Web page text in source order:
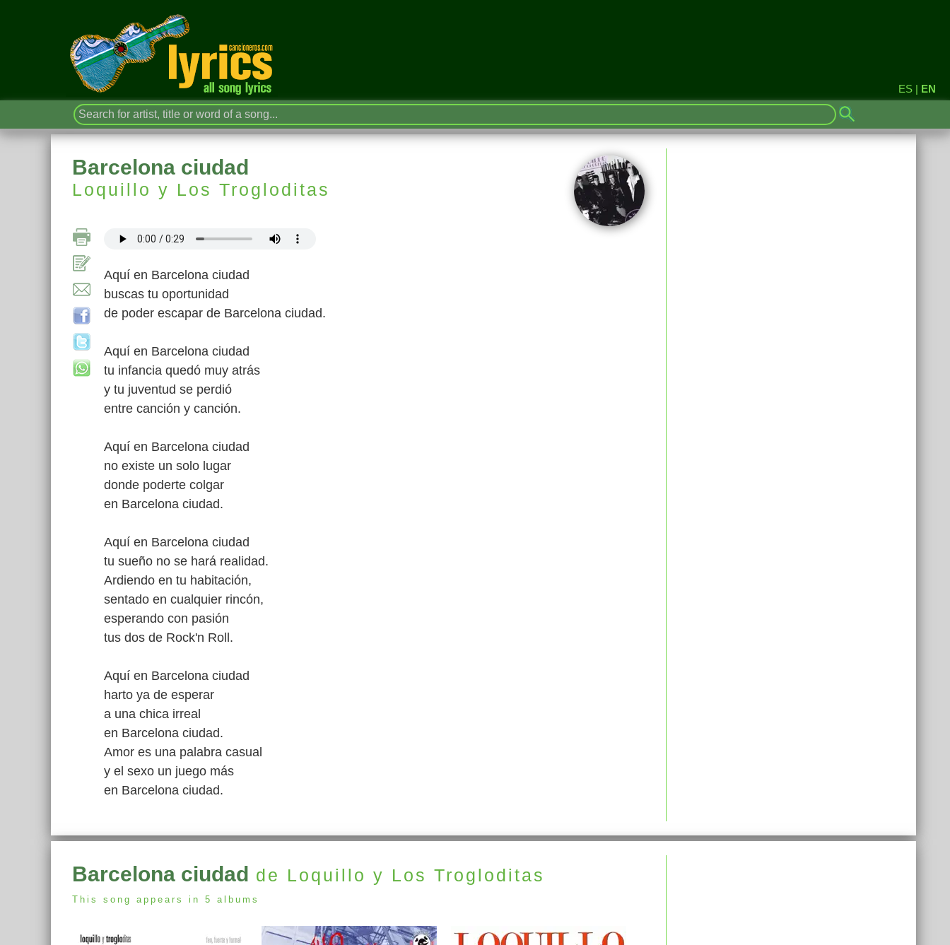
ES | EN
Barcelona ciudad
Loquillo y Los Trogloditas
Aquí en Barcelona ciudad
buscas tu oportunidad
de poder escapar de Barcelona ciudad.
Aquí en Barcelona ciudad
tu infancia quedó muy atrás
y tu juventud se perdió
entre canción y canción.
Aquí en Barcelona ciudad
no existe un solo lugar
donde poderte colgar
en Barcelona ciudad.
Aquí en Barcelona ciudad
tu sueño no se hará realidad.
Ardiendo en tu habitación,
sentado en cualquier rincón,
esperando con pasión
tus dos de Rock'n Roll.
Aquí en Barcelona ciudad
harto ya de esperar
a una chica irreal
en Barcelona ciudad.
Amor es una palabra casual
y el sexo un juego más
en Barcelona ciudad.
Barcelona ciudad de Loquillo y Los Trogloditas
This song appears in 5 albums